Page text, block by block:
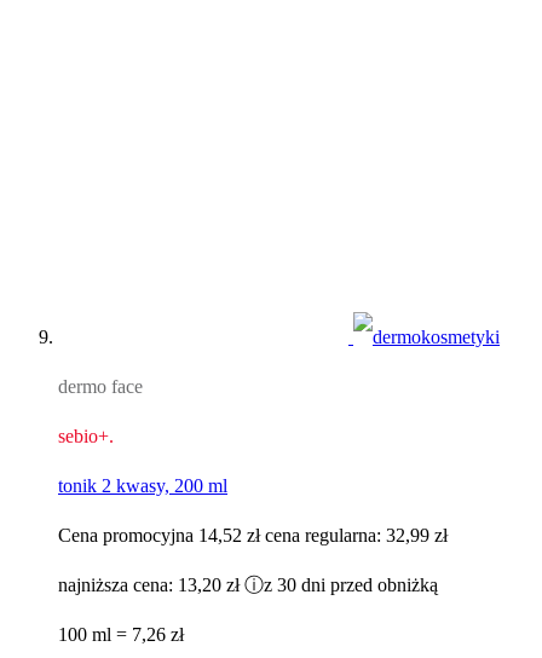
dermo face
sebio+.
tonik 2 kwasy, 200 ml
Cena promocyjna 14,52 zł cena regularna: 32,99 zł
najniższa cena: 13,20 zł ⓘz 30 dni przed obniżką
100 ml = 7,26 zł